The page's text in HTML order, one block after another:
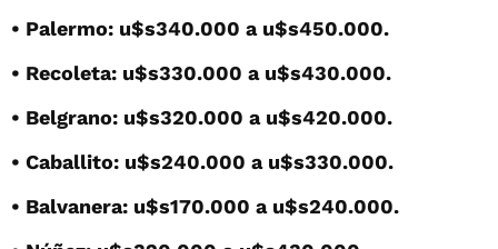
• Palermo: u$s340.000 a u$s450.000.
• Recoleta: u$s330.000 a u$s430.000.
• Belgrano: u$s320.000 a u$s420.000.
• Caballito: u$s240.000 a u$s330.000.
• Balvanera: u$s170.000 a u$s240.000.